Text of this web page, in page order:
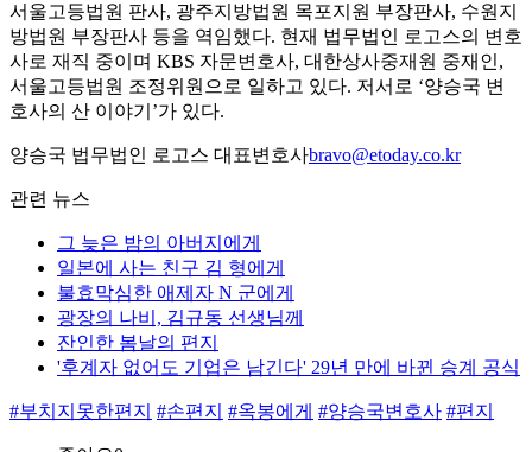
서울고등법원 판사, 광주지방법원 목포지원 부장판사, 수원지
방법원 부장판사 등을 역임했다. 현재 법무법인 로고스의 변호
사로 재직 중이며 KBS 자문변호사, 대한상사중재원 중재인,
서울고등법원 조정위원으로 일하고 있다. 저서로 ‘양승국 변
호사의 산 이야기’가 있다.
양승국 법무법인 로고스 대표변호사bravo@etoday.co.kr
관련 뉴스
그 늦은 밤의 아버지에게
일본에 사는 친구 김 형에게
불효막심한 애제자 N 군에게
광장의 나비, 김규동 선생님께
잔인한 봄날의 편지
'후계자 없어도 기업은 남긴다' 29년 만에 바뀐 승계 공식
#부치지못한편지 #손편지 #옥봉에게 #양승국변호사 #편지